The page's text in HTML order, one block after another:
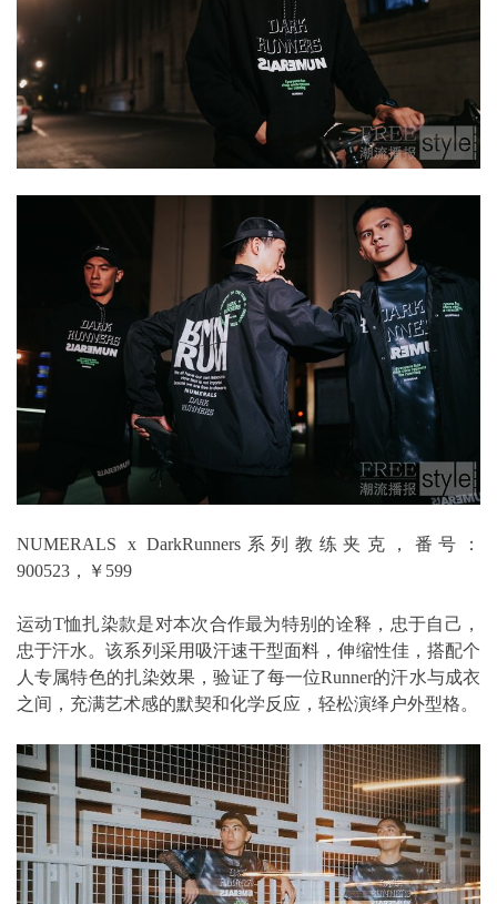
NUMERALS x DarkRunners系列教练夹克，番号：
900523，￥599
运动T恤扎染款是对本次合作最为特别的诠释，忠于自己，
忠于汗水。该系列采用吸汗速干型面料，伸缩性佳，搭配个
人专属特色的扎染效果，验证了每一位Runner的汗水与成衣
之间，充满艺术感的默契和化学反应，轻松演绎户外型格。